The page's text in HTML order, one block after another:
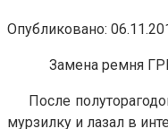
Опубликовано:
Замена ремня
После
мурзилку и лазал в